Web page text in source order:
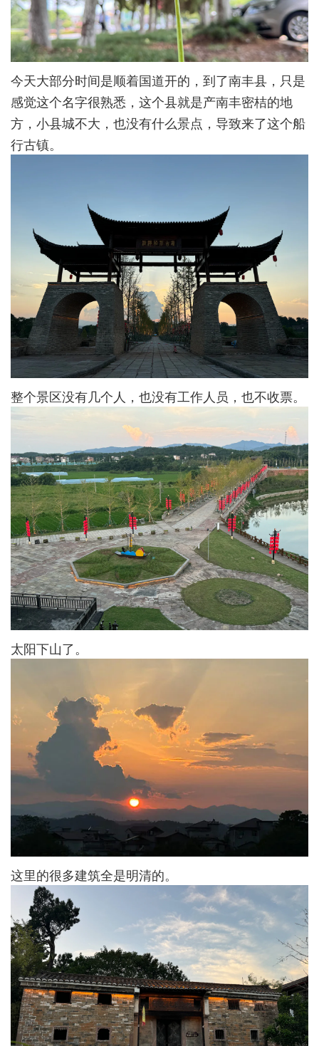
今天大部分时间是顺着国道开的，到了南丰县，只是
感觉这个名字很熟悉，这个县就是产南丰密桔的地
方，小县城不大，也没有什么景点，导致来了这个船
行古镇。
整个景区没有几个人，也没有工作人员，也不收票。
太阳下山了。
这里的很多建筑全是明清的。